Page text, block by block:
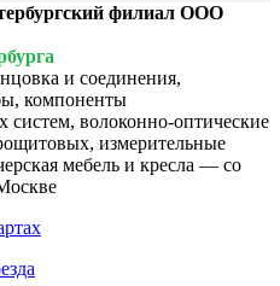
филиал ООО
и соединения,
компоненты
систем, волоконно-оптические
измерительные
мебель и кресла — со